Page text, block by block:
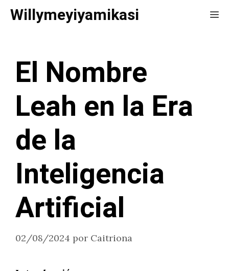
Saltar
Willymeyiyamikasi
El Nombre
Leah en la Era
de la
Inteligencia
Artificial
02/08/2024 por Caitriona